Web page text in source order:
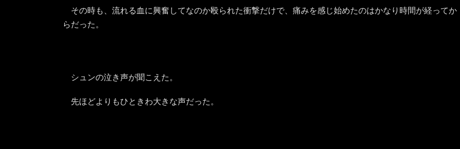
その時も、流れる血に興奮してなのか殴られた衝撃だけで、痛みを感じ始めたのはかなり時間が経ってか
らだった。
シュンの泣き声が聞こえた。
先ほどよりもひときわ大きな声だった。